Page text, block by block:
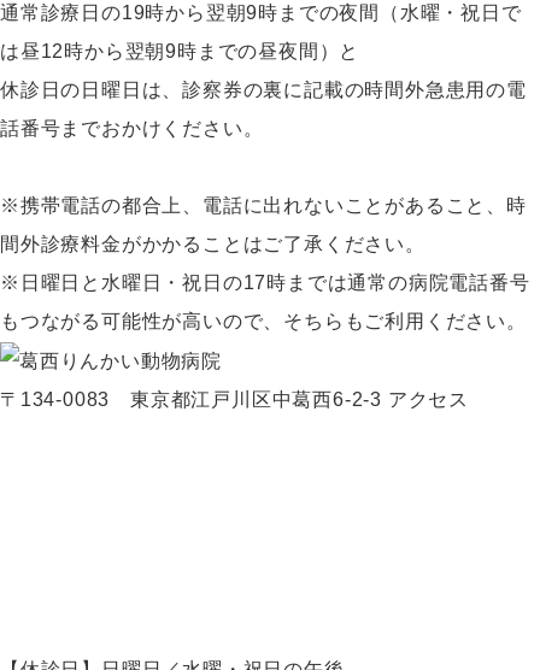
通常診療日の19時から翌朝9時までの夜間（水曜・祝日で
は昼12時から翌朝9時までの昼夜間）と
休診日の日曜日は、診察券の裏に記載の時間外急患用の電
話番号までおかけください。
※携帯電話の都合上、電話に出れないことがあること、時
間外診療料金がかかることはご了承ください。
※日曜日と水曜日・祝日の17時までは通常の病院電話番号
もつながる可能性が高いので、そちらもご利用ください。
〒134-0083 東京都江戸川区中葛西6-2-3 アクセス